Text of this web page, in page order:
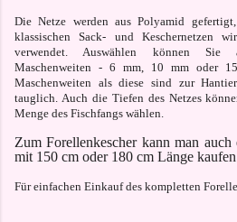
Die Netze werden aus Polyamid
klassischen Sack- und Keschernetzen
verwendet. Auswählen können Sie
Maschenweiten - 6 mm, 10 mm oder 15
Maschenweiten als diese sind zur
tauglich. Auch die Tiefen des Netzes
Menge des Fischfangs wählen.
Zum Forellenkescher kann man auch
mit 150 cm oder 180 cm Länge
Für einfachen Einkauf des kompletten